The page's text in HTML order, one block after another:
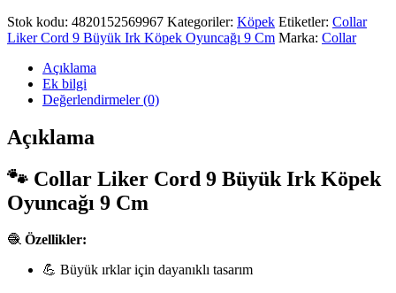
Stok kodu: 4820152569967 Kategoriler: Köpek Etiketler: Collar
Liker Cord 9 Büyük Irk Köpek Oyuncağı 9 Cm Marka: Collar
Açıklama
Ek bilgi
Değerlendirmeler (0)
Açıklama
🐾 Collar Liker Cord 9 Büyük Irk Köpek
Oyuncağı 9 Cm
🧶 Özellikler:
💪 Büyük ırklar için dayanıklı tasarım